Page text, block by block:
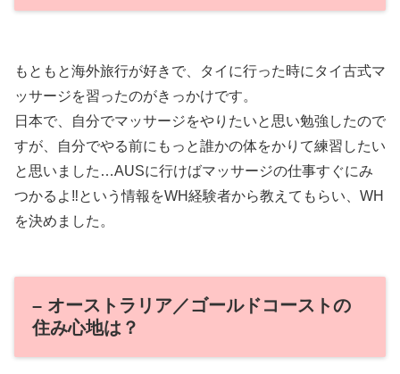
もともと海外旅行が好きで、タイに行った時にタイ古式マ
ッサージを習ったのがきっかけです。
日本で、自分でマッサージをやりたいと思い勉強したので
すが、自分でやる前にもっと誰かの体をかりて練習したい
と思いました…AUSに行けばマッサージの仕事すぐにみ
つかるよ‼という情報をWH経験者から教えてもらい、WH
を決めました。
– オーストラリア／ゴールドコーストの
住み心地は？